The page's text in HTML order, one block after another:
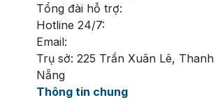
Tổng đài hỗ trợ:
Hotline 24/7:
Email:
Trụ sở: 225 Trần Xuân Lê,
Nẵng
Thông tin chung